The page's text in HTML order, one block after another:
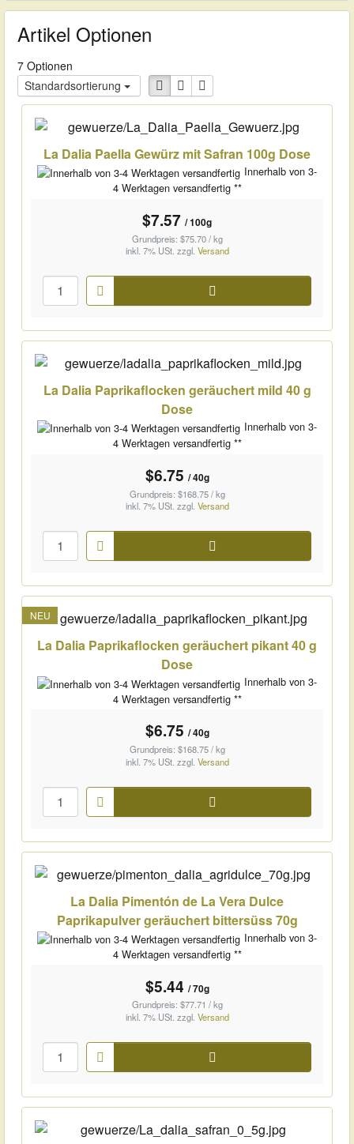
Artikel Optionen
7 Optionen
Standardsortierung
La Dalia Paella Gewürz mit Safran 100g Dose
Innerhalb von 3-
4 Werktagen versandfertig **
$7.57 / 100g
Grundpreis: $75.70 / kg
inkl. 7% USt. zzgl. Versand
La Dalia Paprikaflocken geräuchert mild 40 g
Dose
Innerhalb von 3-
4 Werktagen versandfertig **
$6.75 / 40g
Grundpreis: $168.75 / kg
inkl. 7% USt. zzgl. Versand
NEU
La Dalia Paprikaflocken geräuchert pikant 40 g
Dose
Innerhalb von 3-
4 Werktagen versandfertig **
$6.75 / 40g
Grundpreis: $168.75 / kg
inkl. 7% USt. zzgl. Versand
La Dalia Pimentón de La Vera Dulce
Paprikapulver geräuchert bittersüss 70g
Innerhalb von 3-
4 Werktagen versandfertig **
$5.44 / 70g
Grundpreis: $77.71 / kg
inkl. 7% USt. zzgl. Versand